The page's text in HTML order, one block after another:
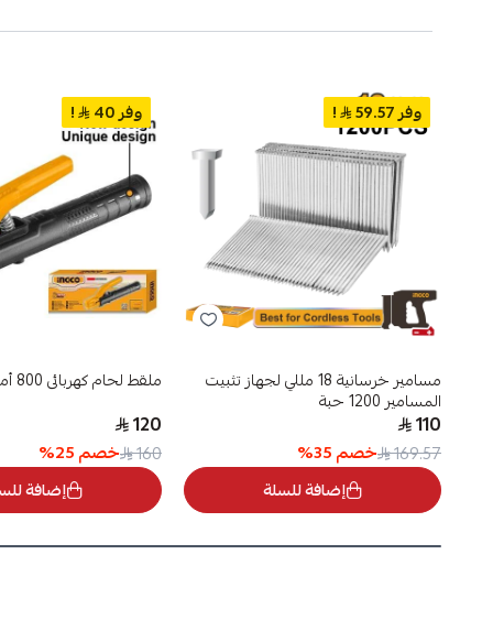
وفر 59.57 !
مسامير خرسانية 18 مللي لجهاز تثبيت
المسامير 1200 حبة
110
169.57 خصم35
%
إضافة للسلة
وفر 40 !
ملقط لحام كهربائي 800 أمبير
120
160 خصم25
%
إضافة